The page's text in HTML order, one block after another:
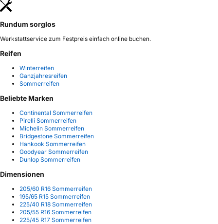
Rundum sorglos
Werkstattservice zum Festpreis einfach online buchen.
Reifen
Winterreifen
Ganzjahresreifen
Sommerreifen
Beliebte Marken
Continental Sommerreifen
Pirelli Sommerreifen
Michelin Sommerreifen
Bridgestone Sommerreifen
Hankook Sommerreifen
Goodyear Sommerreifen
Dunlop Sommerreifen
Dimensionen
205/60 R16 Sommerreifen
195/65 R15 Sommerreifen
225/40 R18 Sommerreifen
205/55 R16 Sommerreifen
225/45 R17 Sommerreifen